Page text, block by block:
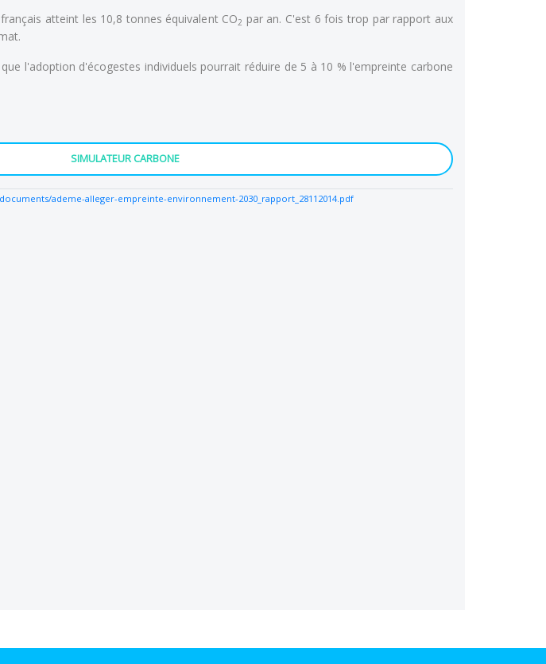
atteint les 10,8 tonnes équivalent CO2 par an. C'est 6 fois trop par rapport aux
l'adoption d'écogestes individuels pourrait réduire de 5 à 10 % l'empreinte carbone
SIMULATEUR CARBONE
ademe-alleger-empreinte-environnement-2030_rapport_28112014.pdf